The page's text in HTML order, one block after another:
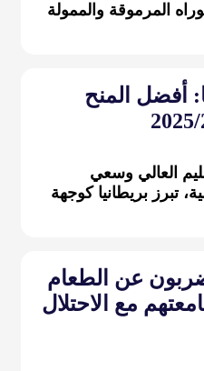
المرموقة والممولة
أفضل المنح
العالي وسعي
تبرز بريطانيا كوجهة
عن الطعام
مع الاحتلال